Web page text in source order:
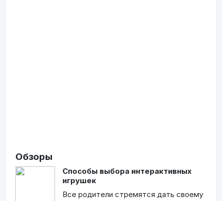
Обзоры
Способы выбора интерактивных
игрушек
Все родители стремятся дать своему